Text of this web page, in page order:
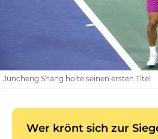
Juncheng Shang holte seinen ersten Titel